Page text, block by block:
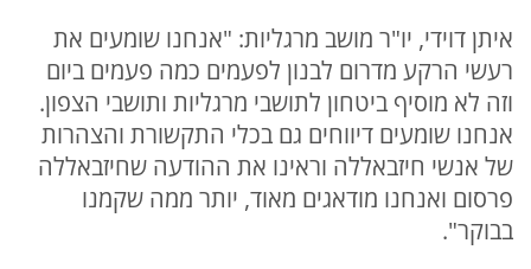
איתן דוידי, יו"ר מושב מרגליות: "אנחנו שומעים את
רעשי הרקע מדרום לבנון לפעמים כמה פעמים ביום
וזה לא מוסיף ביטחון לתושבי מרגליות ותושבי הצפון.
אנחנו שומעים דיווחים גם בכלי התקשורת והצהרות
של אנשי חיזבאללה וראינו את ההודעה שחיזבאללה
פרסום ואנחנו מודאגים מאוד, יותר ממה שקמנו
בבוקר".